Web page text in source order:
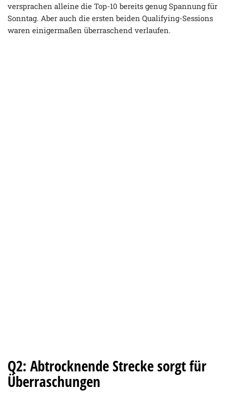
versprachen alleine die Top-10 bereits genug Spannung für
Sonntag. Aber auch die ersten beiden Qualifying-Sessions
waren einigermaßen überraschend verlaufen.
Q2: Abtrocknende Strecke sorgt für
Überraschungen